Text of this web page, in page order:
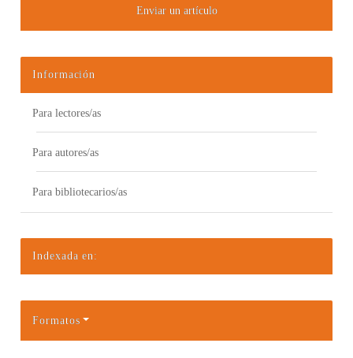
Enviar un artículo
Información
Para lectores/as
Para autores/as
Para bibliotecarios/as
Indexada en:
Formatos